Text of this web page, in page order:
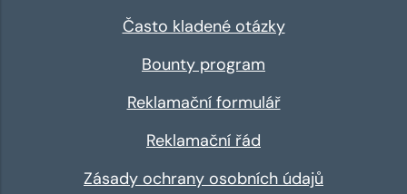
Často kladené otázky
Bounty program
Reklamační formulář
Reklamační řád
Zásady ochrany osobních údajů